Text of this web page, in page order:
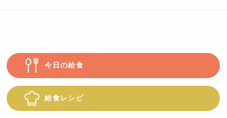
今日の給食
給食レシピ